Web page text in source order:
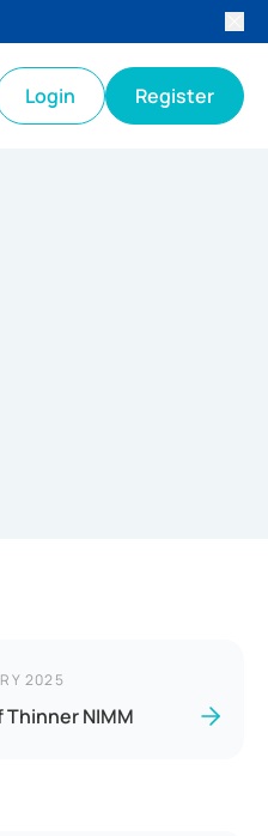
Login Register
2025
Thinner NIMM